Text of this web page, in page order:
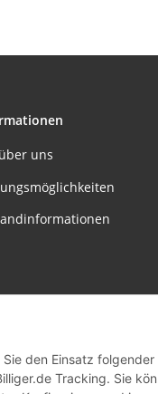
den Einsatz
Tracking. Sie
uns